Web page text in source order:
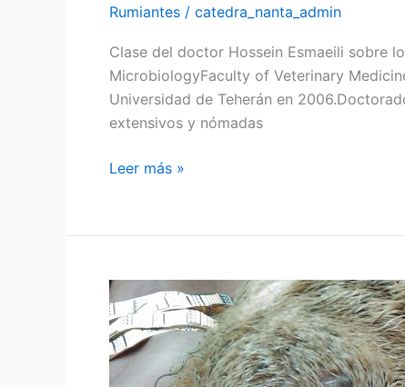
Rumiantes / catedra_nanta_admin
Clase del doctor Hossein Esmaeili sobre
MicrobiologyFaculty of Veterinary
Universidad de Teherán en
extensivos y nómadas
Leer más »
Viruela
Ovina